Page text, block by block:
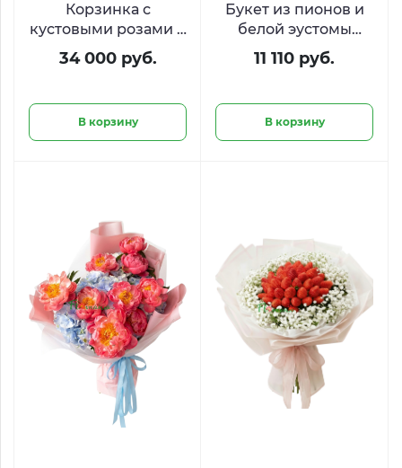
Корзинка с
кустовыми розами и
клубникой в
шоколаде
моменты»
34 000 руб.
В корзину
Букет из пионов и
белой эустомы
«Розовая мечта»
11 110 руб.
В корзину